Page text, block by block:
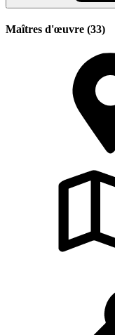
Maîtres d'œuvre (33)